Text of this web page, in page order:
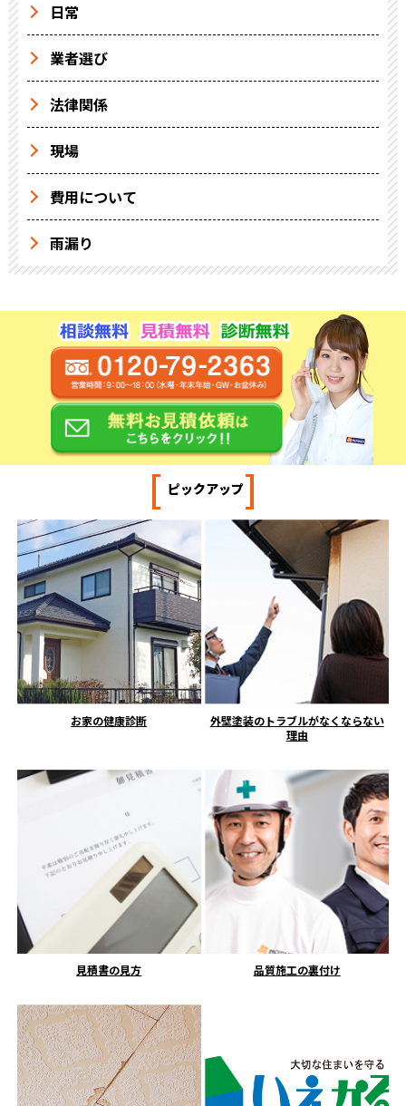
日常
業者選び
法律関係
現場
費用について
雨漏り
[ ピックアップ]
お家の健康診断
外壁塗装のトラブルがなくならない
理由
見積書の見方 品質施工の裏付け